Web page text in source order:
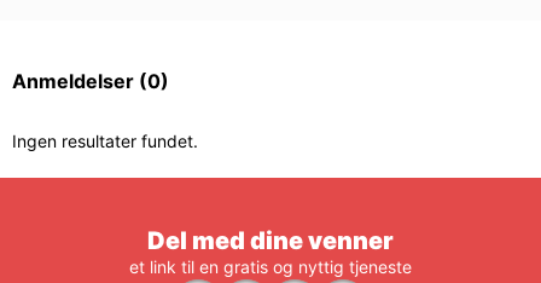
Anmeldelser (0)
Ingen resultater fundet.
Del med dine venner
et link til en gratis og nyttig tjeneste